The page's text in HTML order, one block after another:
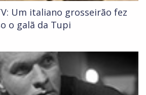
Um italiano grosseirão fez
o galã da Tupi